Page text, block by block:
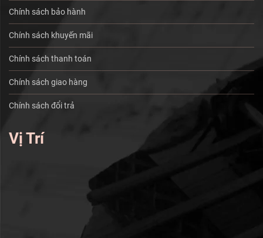
Chính sách bảo hành
Chính sách khuyến mãi
Chính sách thanh toán
Chính sách giao hàng
Chính sách đổi trả
Vị Trí